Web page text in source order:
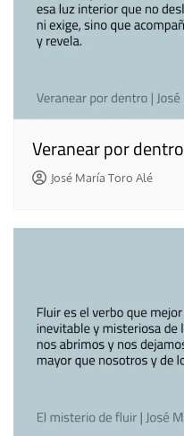
Veranear por dentro
José María Toro Alé